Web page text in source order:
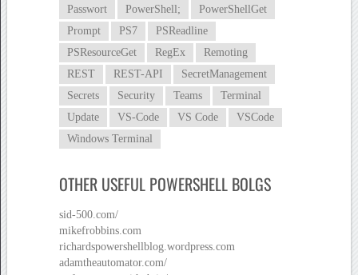
Passwort
PowerShell;
PowerShellGet
Prompt
PS7
PSReadline
PSResourceGet
RegEx
Remoting
REST
REST-API
SecretManagement
Secrets
Security Teams
Terminal
Update
VS-Code VS Code
VSCode
Windows Terminal
OTHER USEFUL POWERSHELL BOLGS
sid-500.com/
mikefrobbins.com
richardspowershellblog.wordpress.com
adamtheautomator.com/